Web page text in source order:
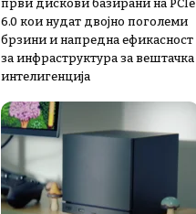
први дискови базирани на PCIe
6.0 кои нудат двојно поголеми
брзини и напредна ефикасност
за инфраструктура за вештачка
интелигенција